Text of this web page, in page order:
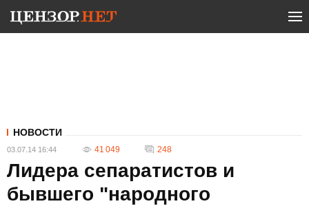
НОВОСТИ
03.07.14 16:44 41 049 248
Лидера сепаратистов и
бывшего "народного